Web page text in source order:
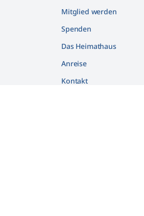
Mitglied werden
Spenden
Das Heimathaus
Anreise
Kontakt